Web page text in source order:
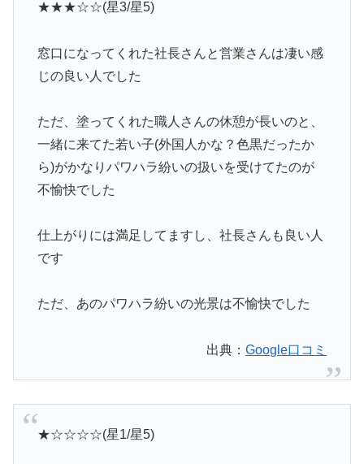
★★★☆☆(星3/星5)
窓口になってくれた社長さんと営業さんは凄い感
じの良い人でした
ただ、塗ってくれた職人さんの休憩が長いのと、
一緒に来てた若い子(外国人かな？色黒だったか
ら)がかなりパワハラ紛いの扱いを受けてたのが
不愉快でした
仕上がりには満足してますし、社長さんも良い人
です
ただ、あのパワハラ紛いの光景は不愉快でした
出典：Google口コミ
★☆☆☆☆(星1/星5)